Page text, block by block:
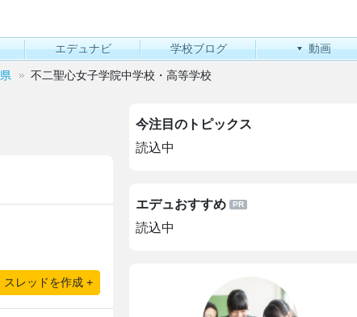
エデュナビ 学校ブログ 動画
不二聖心女子学院中学校・高等学校
スレッドを作成 +
今注目のトピックス
読込中
エデュおすすめ
読込中